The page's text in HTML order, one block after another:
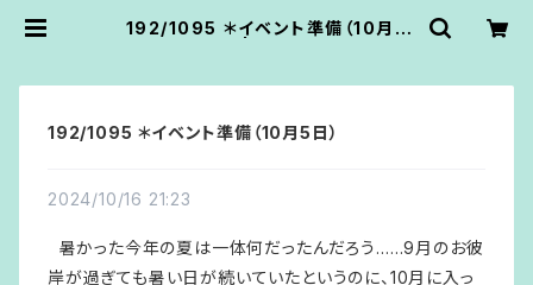
192/1095 ＊イベント準備（10月5
192/1095 ＊イベント準備（10月5日）
2024/10/16 21:23
暑かった今年の夏は一体何だったんだろう……9月のお彼
岸が過ぎても暑い日が続いていたというのに、10月に入っ